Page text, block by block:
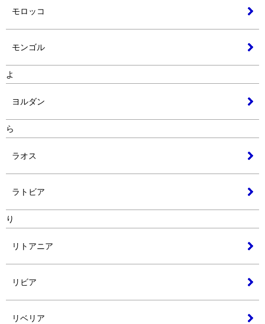
モロッコ
モンゴル
よ
ヨルダン
ら
ラオス
ラトビア
り
リトアニア
リビア
リベリア